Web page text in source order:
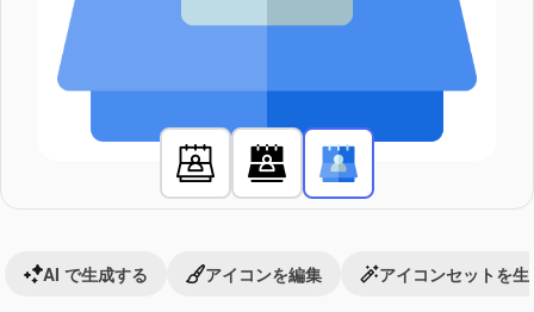
AI で生成する アイコンを編集 アイコンセットを生